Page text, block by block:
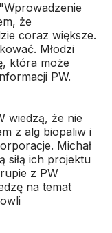
że
coraz większe.
Młodzi
która może
PW.
wiedzą, że nie
z alg biopaliw i
Michał
siłą ich projektu
z PW
na temat